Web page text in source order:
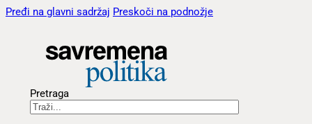
Pređi na glavni sadržaj Preskoči na podnožje
Pretraga